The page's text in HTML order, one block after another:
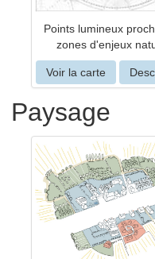
Points lumineux
zones d'enjeux
Voir la carte
Paysage